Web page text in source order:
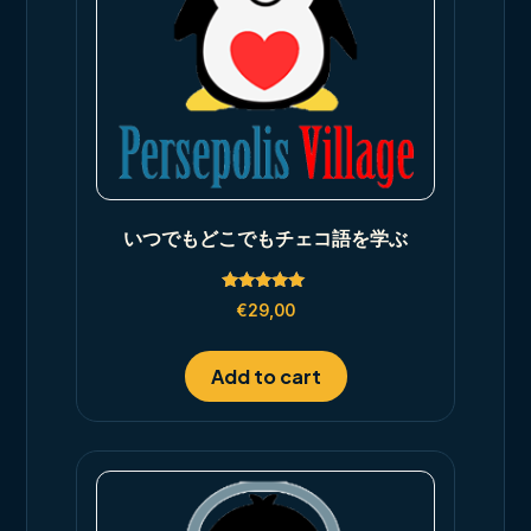
いつでもどこでもチェコ語を学ぶ
Rated
5.00
€29,00
Add to cart